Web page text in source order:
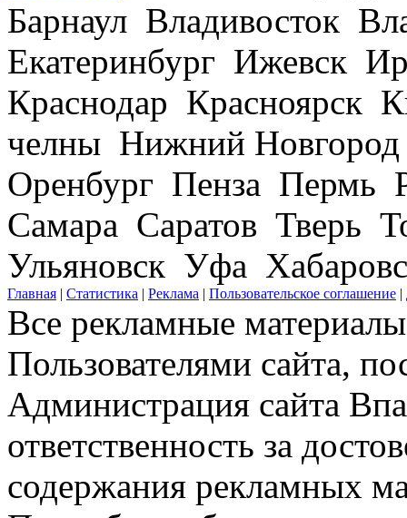
Барнаул Владивосток
Екатеринбург Ижевск
Краснодар Красноярск
челны Нижний
Оренбург Пенза Пермь
Самара Саратов Тверь
Ульяновск Уфа
Главная | Статистика | Реклама | Пользовательское соглашение |
Все рекламные
Пользователями сайта,
Администрация сайта
ответственность за
содержания рекламных